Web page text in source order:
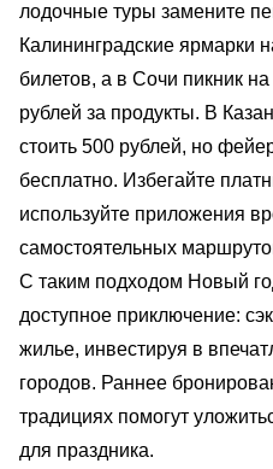
лодочные туры замените
Калининградские ярмарки
билетов, а в Сочи пикник
рублей за продукты. В
стоить 500 рублей, но
бесплатно. Избегайте
используйте приложения
самостоятельных
С таким подходом Новый
доступное приключение:
жилье, инвестируя в
городов. Раннее
традициях помогут
для праздника.